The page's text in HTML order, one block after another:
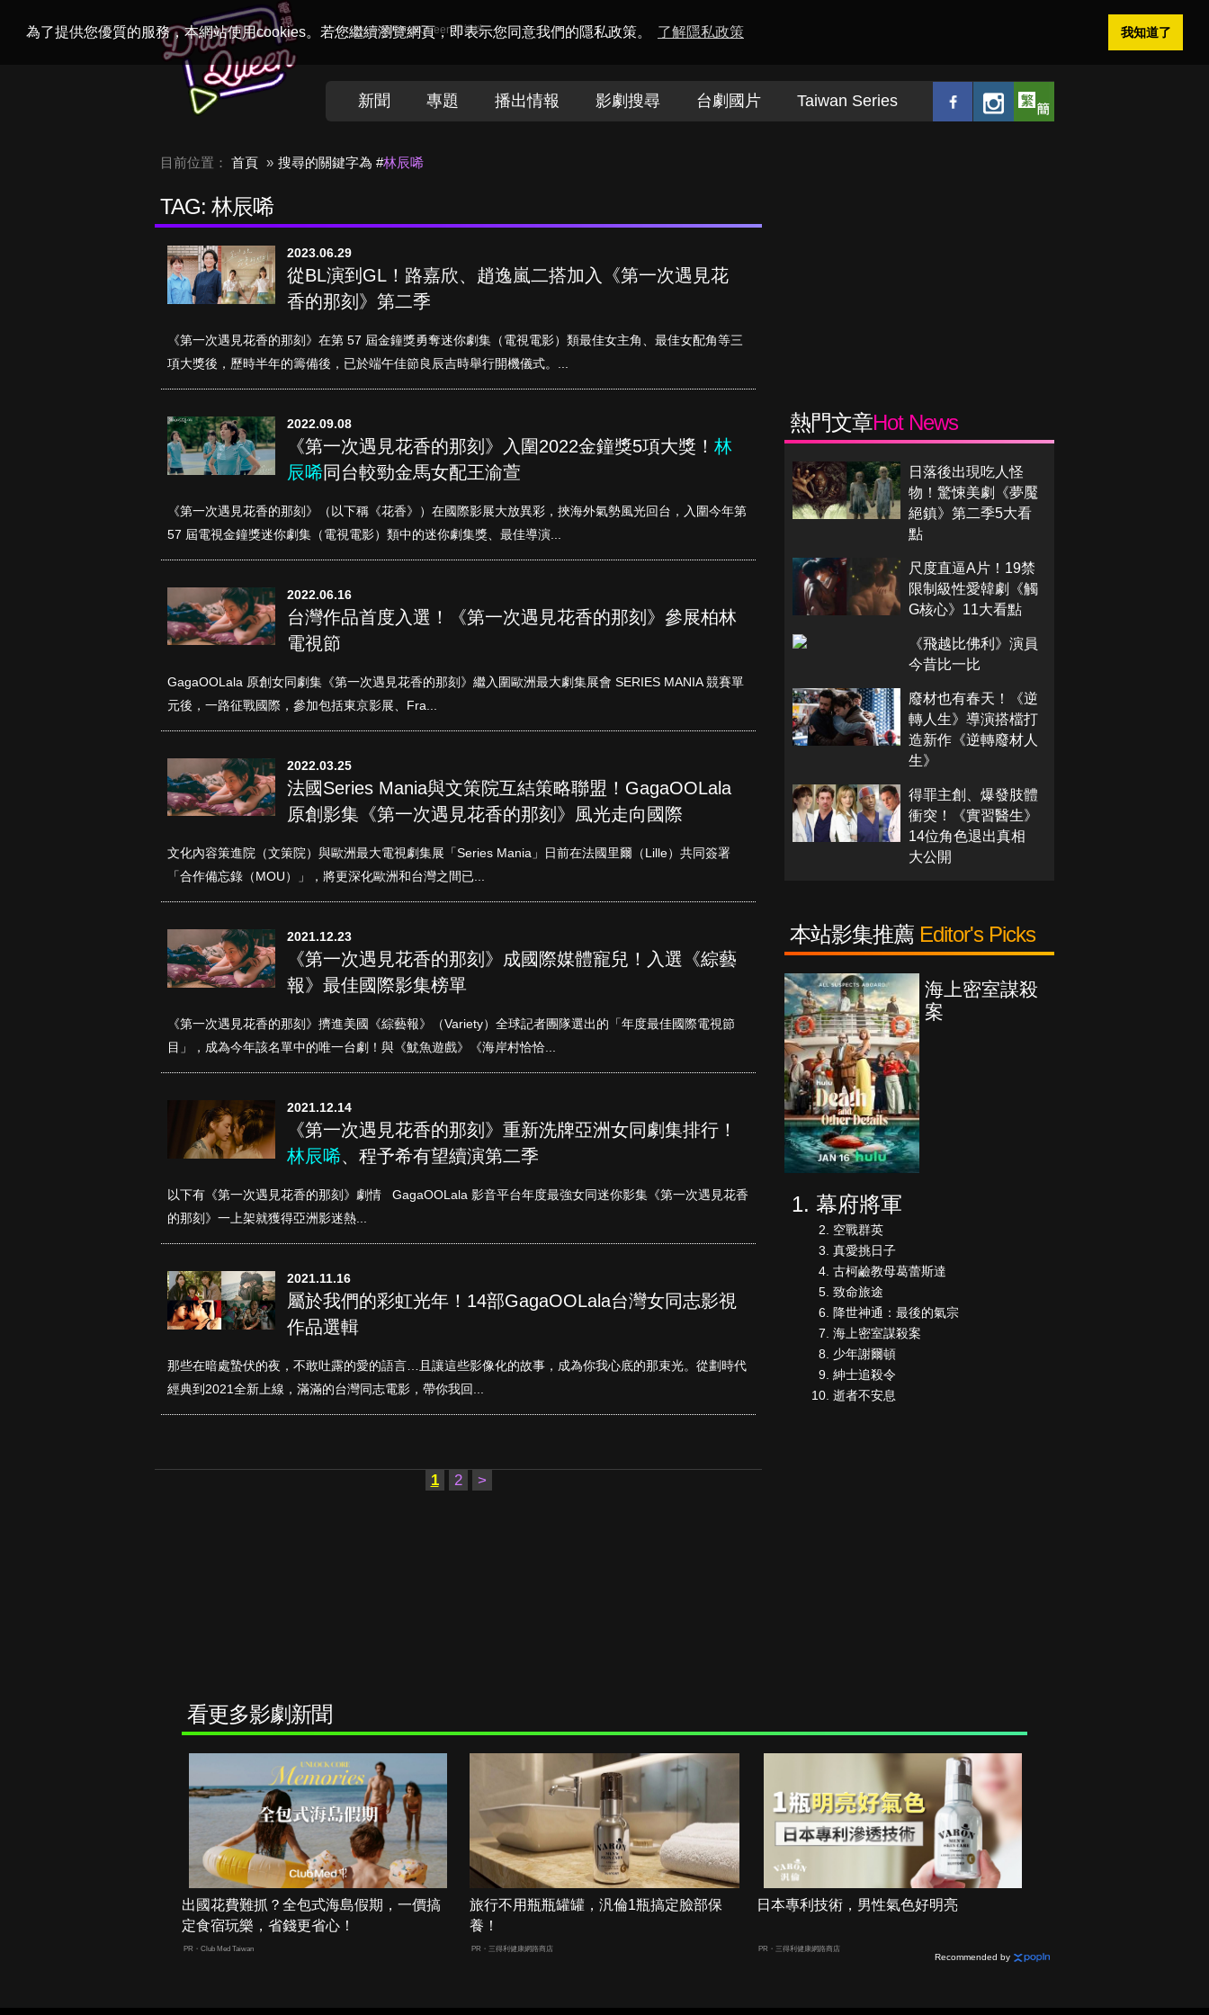
為了提供您優質的服務，本網站使用cookies。若您繼續瀏覽網頁，即表示您同意我們的隱私政策。 了解隱私政策 我知道了
Welcome toDramaQueen電視迷
新聞 專題 播出情報 影劇搜尋 台劇國片 Taiwan Series
目前位置： 首頁 搜尋的關鍵字為 #林辰唏
TAG: 林辰唏
2023.06.29
從BL演到GL！路嘉欣、趙逸嵐二搭加入《第一次遇見花
香的那刻》第二季
《第一次遇見花香的那刻》在第 57 屆金鐘獎勇奪迷你劇集（電視電影）類最佳女主角、最佳女配角等三
項大獎後，歷時半年的籌備後，已於端午佳節良辰吉時舉行開機儀式。...
2022.09.08
《第一次遇見花香的那刻》入圍2022金鐘獎5項大獎！ 林
辰唏同台較勁金馬女配王渝萱
《第一次遇見花香的那刻》（以下稱《花香》）在國際影展大放異彩，挾海外氣勢風光回台，入圍今年第
57 屆電視金鐘獎迷你劇集（電視電影）類中的迷你劇集獎、最佳導演...
2022.06.16
台灣作品首度入選！《第一次遇見花香的那刻》參展柏林
電視節
GagaOOLala 原創女同劇集《第一次遇見花香的那刻》繼入圍歐洲最大劇集展會 SERIES MANIA 競賽單
元後，一路征戰國際，參加包括東京影展、Fra...
2022.03.25
法國Series Mania與文策院互結策略聯盟！GagaOOLala
原創影集《第一次遇見花香的那刻》風光走向國際
文化內容策進院（文策院）與歐洲最大電視劇集展「Series Mania」日前在法國里爾（Lille）共同簽署
「合作備忘錄（MOU）」，將更深化歐洲和台灣之間已...
2021.12.23
《第一次遇見花香的那刻》成國際媒體寵兒！入選《綜藝
報》最佳國際影集榜單
《第一次遇見花香的那刻》擠進美國《綜藝報》（Variety）全球記者團隊選出的「年度最佳國際電視節
目」，成為今年該名單中的唯一台劇！與《魷魚遊戲》《海岸村恰恰...
2021.12.14
《第一次遇見花香的那刻》重新洗牌亞洲女同劇集排行！
林辰唏、程予希有望續演第二季
以下有《第一次遇見花香的那刻》劇情 GagaOOLala 影音平台年度最強女同迷你影集《第一次遇見花香
的那刻》一上架就獲得亞洲影迷熱...
2021.11.16
屬於我們的彩虹光年！14部GagaOOLala台灣女同志影視
作品選輯
那些在暗處蟄伏的夜，不敢吐露的愛的語言…且讓這些影像化的故事，成為你我心底的那束光。從劃時代
經典到2021全新上線，滿滿的台灣同志電影，帶你我回...
1 2 >
熱門文章Hot News
日落後出現吃人怪
物！驚悚美劇《夢魘
絕鎮》第二季5大看
點
尺度直逼A片！19禁
限制級性愛韓劇《觸
G核心》11大看點
《飛越比佛利》演員
今昔比一比
廢材也有春天！《逆
轉人生》導演搭檔打
造新作《逆轉廢材人
生》
得罪主創、爆發肢體
衝突！《實習醫生》
14位角色退出真相
大公開
本站影集推薦 Editor's Picks
古柯鹼教母葛
致命旅途
海上密室謀殺
案
幕府將軍
空戰群英
真愛挑日子
古柯鹼教母葛蕾斯達
致命旅途
降世神通：最後的氣宗
海上密室謀殺案
少年謝爾頓
紳士追殺令
逝者不安息
看更多影劇新聞
出國花費難抓？全包式海島假期，一價搞
定食宿玩樂，省錢更省心！
PR・Club Med Taiwan
旅行不用瓶瓶罐罐，汎倫1瓶搞定臉部保
養！
PR・三得利健康網路商店
日本專利技術，男性氣色好明亮
PR・三得利健康網路商店
Recommended by